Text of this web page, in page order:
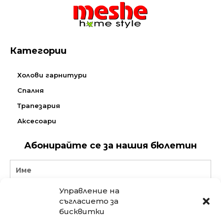
Управление на
съгласието за
бисквитки
Категории
Холови гарнитури
Спалня
Трапезария
Аксесоари
Абонирайте се за нашия бюлетин